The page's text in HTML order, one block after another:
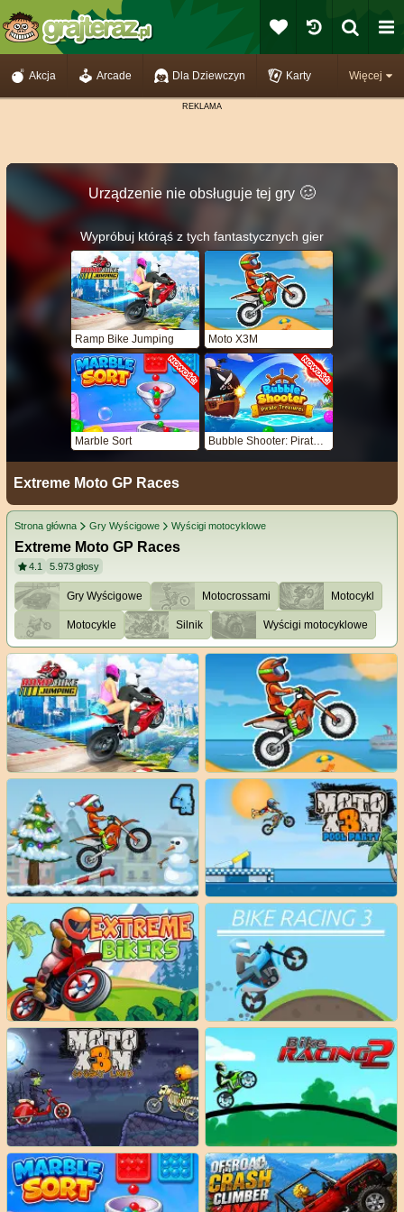
Więcej
Akcja Arcade Dla Dziewczyn Karty
Urządzenie nie obsługuje tej gry 🥴️
Wypróbuj którąś z tych fantastycznych gier
Ramp Bike Jumping Moto X3M
Marble Sort Bubble Shooter: Pirate Treasures
Extreme Moto GP Races
Strona główna Gry Wyścigowe Wyścigi motocyklowe
Extreme Moto GP Races
4.1 5.973głosy
Gry Wyścigowe Motocrossami Motocykl
Motocykle Silnik Wyścigi motocyklowe